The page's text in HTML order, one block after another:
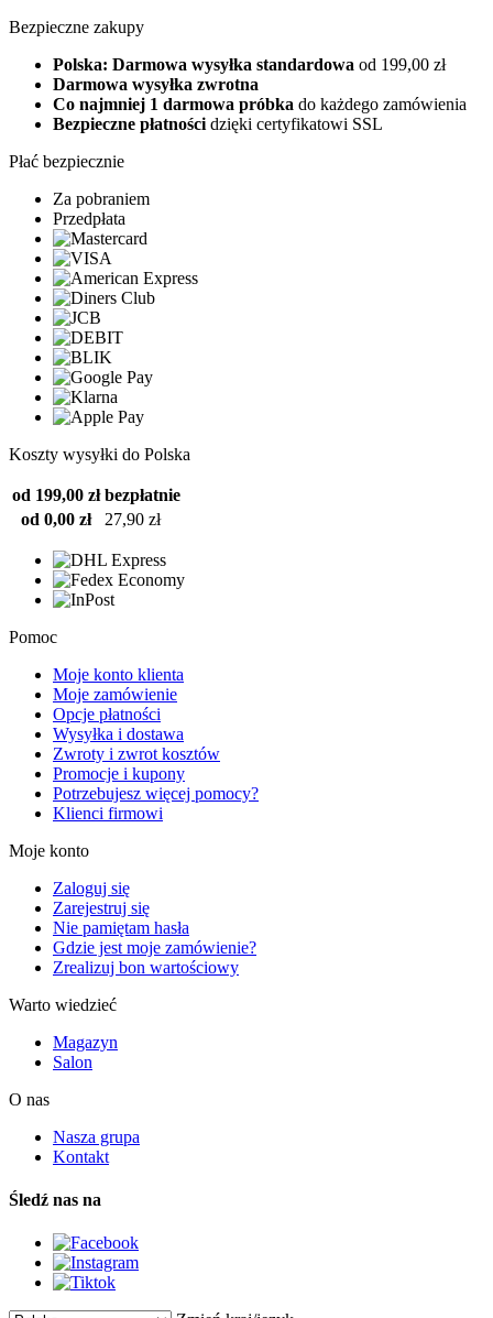
Bezpieczne zakupy
Polska: Darmowa wysyłka standardowa od 199,00 zł
Darmowa wysyłka zwrotna
Co najmniej 1 darmowa próbka do każdego zamówienia
Bezpieczne płatności dzięki certyfikatowi SSL
Płać bezpiecznie
Za pobraniem
Przedpłata
Koszty wysyłki do Polska
od 199,00 zł bezpłatnie
od 0,00 zł
27,90 zł
Pomoc
Moje konto klienta
Moje zamówienie
Opcje płatności
Wysyłka i dostawa
Zwroty i zwrot kosztów
Promocje i kupony
Potrzebujesz więcej pomocy?
Klienci firmowi
Moje konto
Zaloguj się
Zarejestruj się
Nie pamiętam hasła
Gdzie jest moje zamówienie?
Zrealizuj bon wartościowy
Warto wiedzieć
Magazyn
Salon
O nas
Nasza grupa
Kontakt
Śledź nas na